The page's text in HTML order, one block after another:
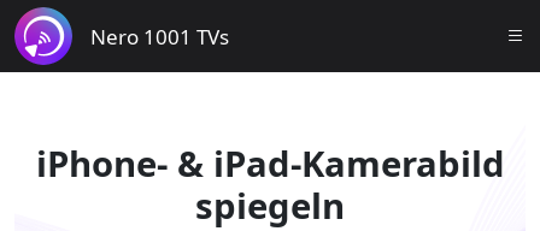
Nero 1001 TVs
iPhone- & iPad-Kamerabild
spiegeln